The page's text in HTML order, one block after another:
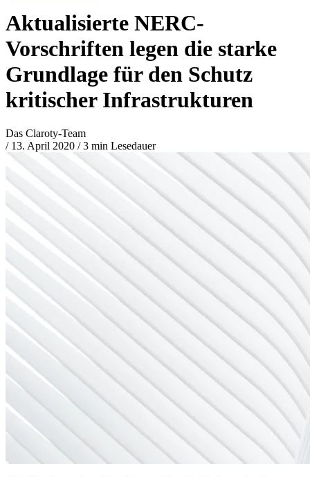
Aktualisierte NERC-
Vorschriften legen die starke
Grundlage für den Schutz
kritischer Infrastrukturen
Das Claroty-Team
/ 13. April 2020 /3 min Lesedauer